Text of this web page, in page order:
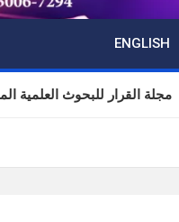
ENGLISH
مجلة القرار للبحوث العلمية